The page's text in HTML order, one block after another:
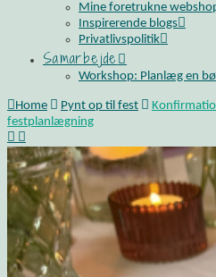
Mine foretrukne
Inspirerende blogs
Privatlivspolitik
Samarbejde
Workshop: Planlæg en
Home Pynt op til fest
festplanlægning